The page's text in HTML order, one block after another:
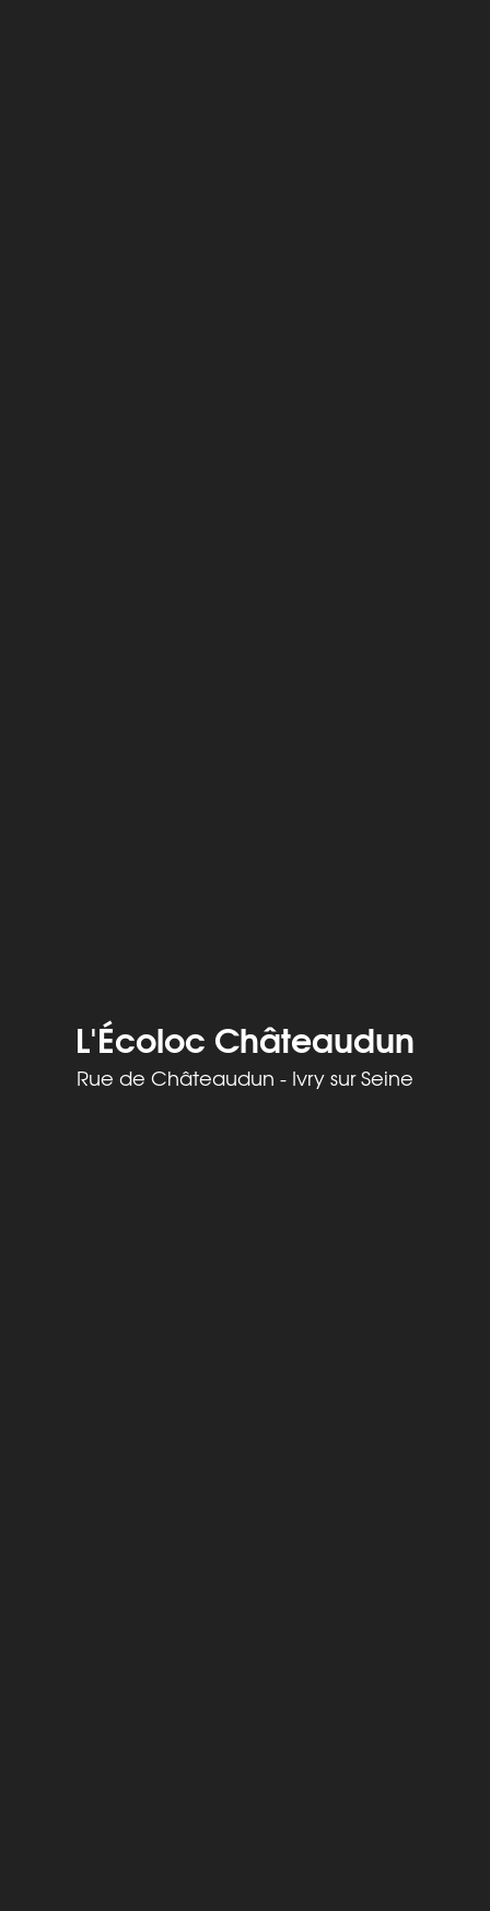
L'Écoloc Châteaudun
Rue de Châteaudun - Ivry sur Seine